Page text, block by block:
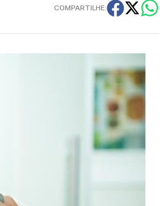
COMPARTILHE: